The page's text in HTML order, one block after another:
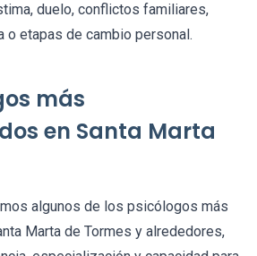
duelo, conflictos familiares,
o etapas de cambio personal.
más
en Santa Marta
algunos de los psicólogos más
Marta de Tormes y alrededores,